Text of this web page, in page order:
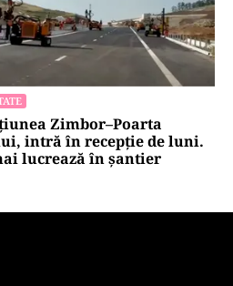
Zimbor–Poarta
intră în recepție de luni.
lucrează în șantier